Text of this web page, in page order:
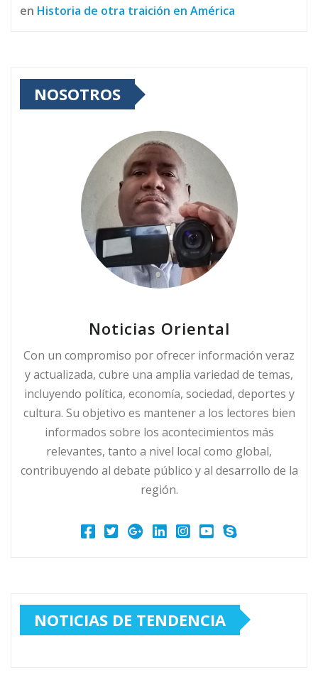
en Historia de otra traición en América
NOSOTROS
Noticias Oriental
Con un compromiso por ofrecer información veraz
y actualizada, cubre una amplia variedad de temas,
incluyendo política, economía, sociedad, deportes y
cultura. Su objetivo es mantener a los lectores bien
informados sobre los acontecimientos más
relevantes, tanto a nivel local como global,
contribuyendo al debate público y al desarrollo de la
región.
NOTICIAS DE TENDENCIA